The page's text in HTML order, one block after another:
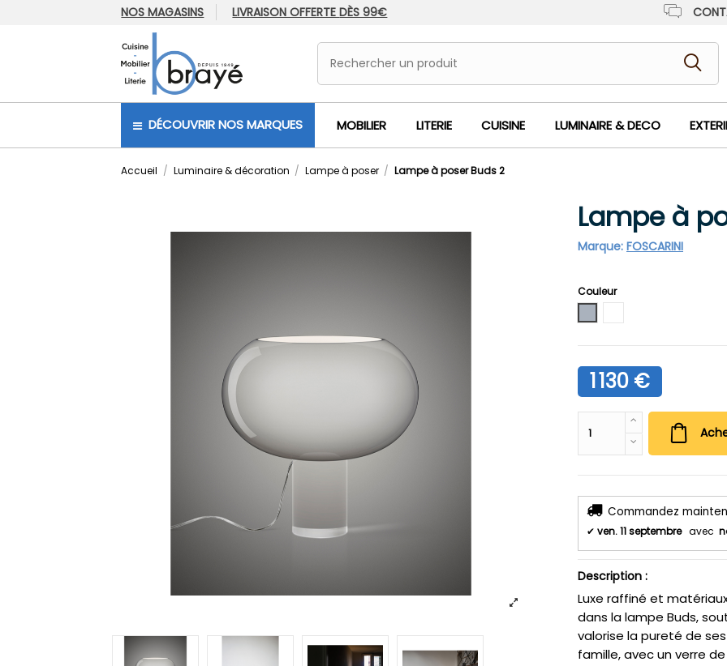
NOS MAGASINS LIVRAISON OFFERTEDÈS 99€
DÉCOUVRIR NOS MARQUES MOBILIER LITERIE CUISINE LUMINAIRE & DECO
Accueil Luminaire & décoration Lampe à poser Lampe à poser Buds 2
Lampe à
Marque: FOSCARINI
Couleur
1 130 €
Commandez
✔ ven. 11 septembre avec
Description :
Luxe raffiné et
dans la lampe Buds,
valorise la pureté de
famille, avec un verre